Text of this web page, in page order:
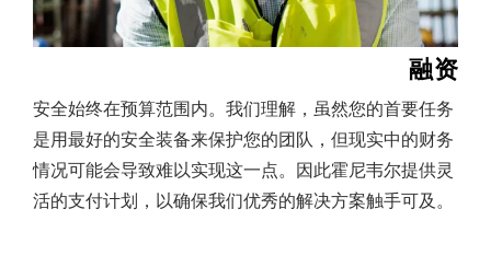
融资
安全始终在预算范围内。我们理解，虽然您的首要任务
是用最好的安全装备来保护您的团队，但现实中的财务
情况可能会导致难以实现这一点。因此霍尼韦尔提供灵
活的支付计划，以确保我们优秀的解决方案触手可及。